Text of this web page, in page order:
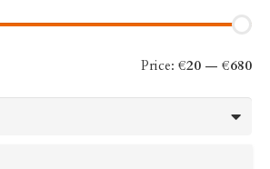
Price: €20 — €680